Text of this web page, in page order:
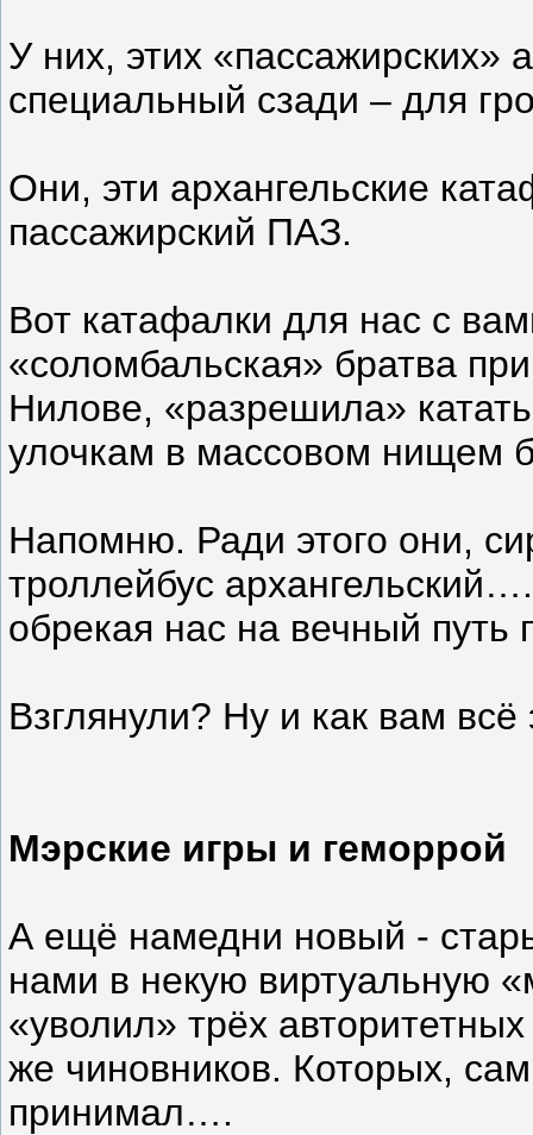
У них, этих «пассажирских»
специальный сзади – для
Они, эти архангельские
пассажирский ПАЗ.
Вот катафалки для нас с
«соломбальская» братва
Нилове, «разрешила»
улочкам в массовом нищем
Напомню. Ради этого они,
троллейбус
обрекая нас на вечный
Взглянули? Ну и как вам
Мэрские игры и геморрой
А ещё намедни новый -
нами в некую виртуальную
«уволил» трёх
же чиновников. Которых,
принимал….